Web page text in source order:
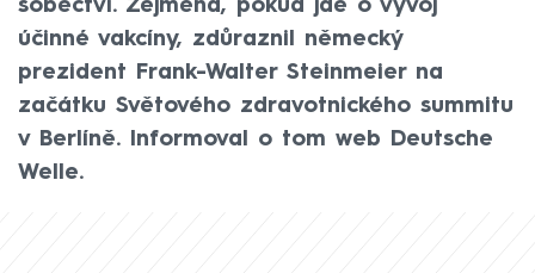
sobectví. Zejména, pokud jde o vývoj
účinné vakcíny, zdůraznil německý
prezident Frank-Walter Steinmeier na
začátku Světového zdravotnického summitu
v Berlíně. Informoval o tom web Deutsche
Welle.